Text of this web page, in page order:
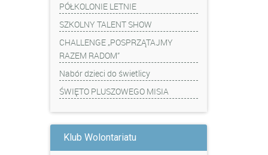
PÓŁKOLONIE LETNIE
SZKOLNY TALENT SHOW
CHALLENGE „POSPRZĄTAJMY
RAZEM RADOM”
Nabór dzieci do świetlicy
ŚWIĘTO PLUSZOWEGO MISIA
Klub Wolontariatu